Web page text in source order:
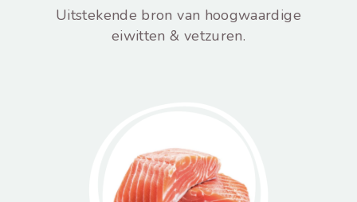
Uitstekende bron van hoogwaardige
eiwitten & vetzuren.